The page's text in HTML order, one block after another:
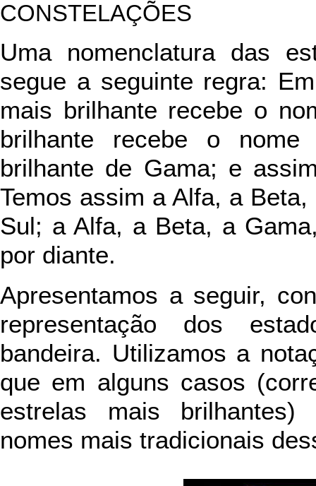
CONSTELAÇÕES
Uma nomenclatura das
segue a seguinte regra:
mais brilhante recebe o
brilhante recebe o
brilhante de Gama; e
Temos assim a Alfa, a
Sul; a Alfa, a Beta, a
por diante.
Apresentamos a seguir,
representação dos
bandeira. Utilizamos a
que em alguns casos
estrelas mais brilhantes)
nomes mais tradicionais